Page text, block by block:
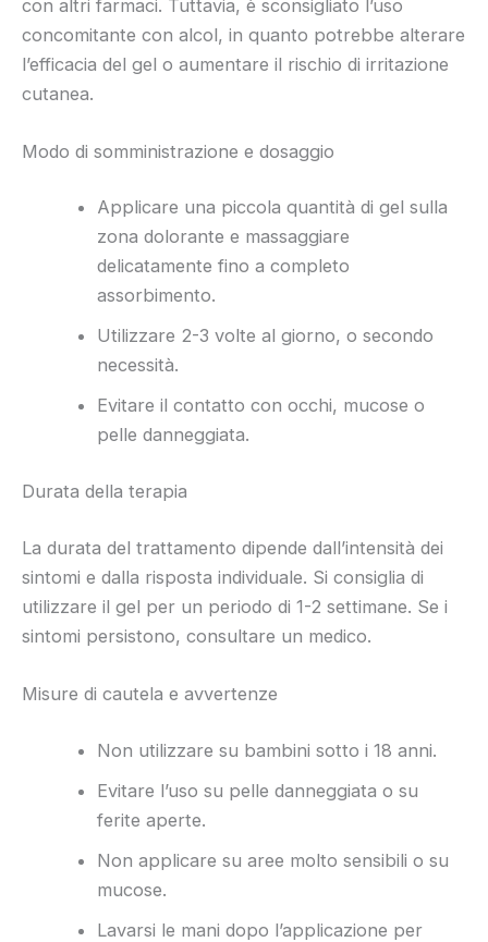
con altri farmaci. Tuttavia, è sconsigliato l’uso
concomitante con alcol, in quanto potrebbe alterare
l’efficacia del gel o aumentare il rischio di irritazione
cutanea.
Modo di somministrazione e dosaggio
Applicare una piccola quantità di gel sulla
zona dolorante e massaggiare
delicatamente fino a completo
assorbimento.
Utilizzare 2-3 volte al giorno, o secondo
necessità.
Evitare il contatto con occhi, mucose o
pelle danneggiata.
Durata della terapia
La durata del trattamento dipende dall’intensità dei
sintomi e dalla risposta individuale. Si consiglia di
utilizzare il gel per un periodo di 1-2 settimane. Se i
sintomi persistono, consultare un medico.
Misure di cautela e avvertenze
Non utilizzare su bambini sotto i 18 anni.
Evitare l’uso su pelle danneggiata o su
ferite aperte.
Non applicare su aree molto sensibili o su
mucose.
Lavarsi le mani dopo l’applicazione per